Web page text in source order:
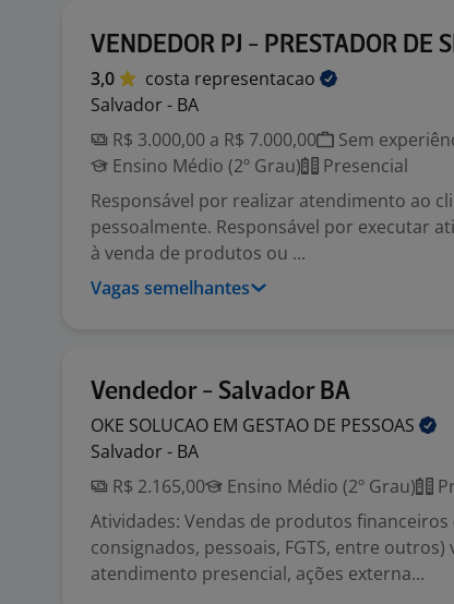
VENDEDOR PJ - PRESTADOR DE
3,0 costa representacao
Salvador - BA
R$ 3.000,00 a R$ 7.000,00
Sem
Ensino Médio (2º Grau)
Presencial
Responsável por realizar atendimento ao
pessoalmente. Responsável por executar
à venda de produtos ou ...
Vagas semelhantes
Vendedor - Salvador BA
OKE SOLUCAO EM GESTAO DE PESSOAS
Salvador - BA
R$ 2.165,00
Ensino Médio (2º Grau)
Atividades: Vendas de produtos
consignados, pessoais, FGTS, entre outros)
atendimento presencial, ações externa...